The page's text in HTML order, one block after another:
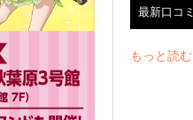
最新口コミ
もっと読む